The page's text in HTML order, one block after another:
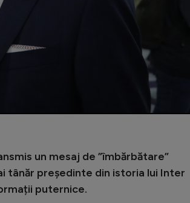
un mesaj de ”îmbărbătare”
tânăr președinte din istoria lui Inter
puternice.